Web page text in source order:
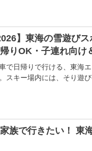
】東海の雪遊び
りOK・子連れ向け
で日帰りで行ける、東海
スキー場内には、そり遊
族で行きたい！ 東